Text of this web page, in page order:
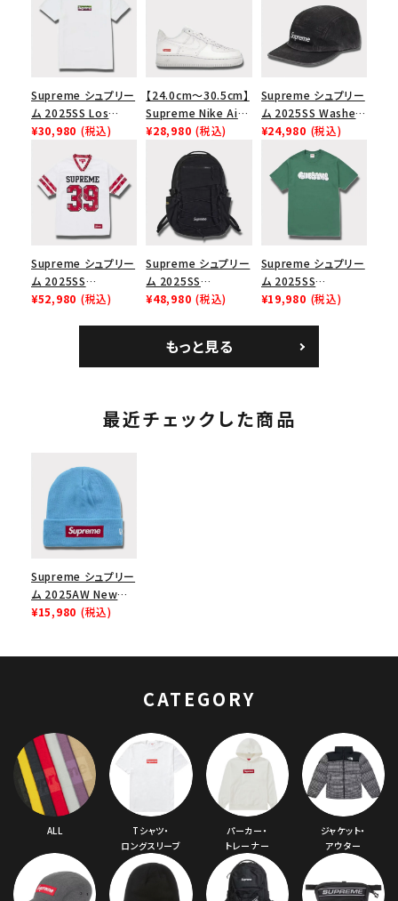
Supreme シュプリー
ム 2025SS Los
Angeles Fire Relief
イヤーリリーフボック
スロゴTシャツ ホワ
イト 白
¥30,980 (税込)
【24.0cm～30.5cm】
Supreme Nike Air
Force 1 Low シュプ
リーム ナイキエアフォ
ース１スニーカー シ
ューズ ホワイト
¥28,980 (税込)
Supreme シュプリー
ム 2025SS Washed
Chino Twill Camp
Cap ウォッシュチノツ
イルキャンプキャップ
ブラック 黒
¥24,980 (税込)
Supreme シュプリー
ム 2025SS
Bandana Football
¥52,980 (税込)
Supreme シュプリー
ム 2025SS
Backpack バックパッ
¥48,980 (税込)
Supreme シュプリー
ム 2025SS
Homerun Tee ホー
¥19,980 (税込)
もっと見る
最近チェックした商品
Supreme シュプリー
ム 2025AW New
Era Box Logo
¥15,980 (税込)
CATEGORY
ALL
Tシャツ・
ロングスリーブ
パーカー・
トレーナー
ジャケット・
アウター